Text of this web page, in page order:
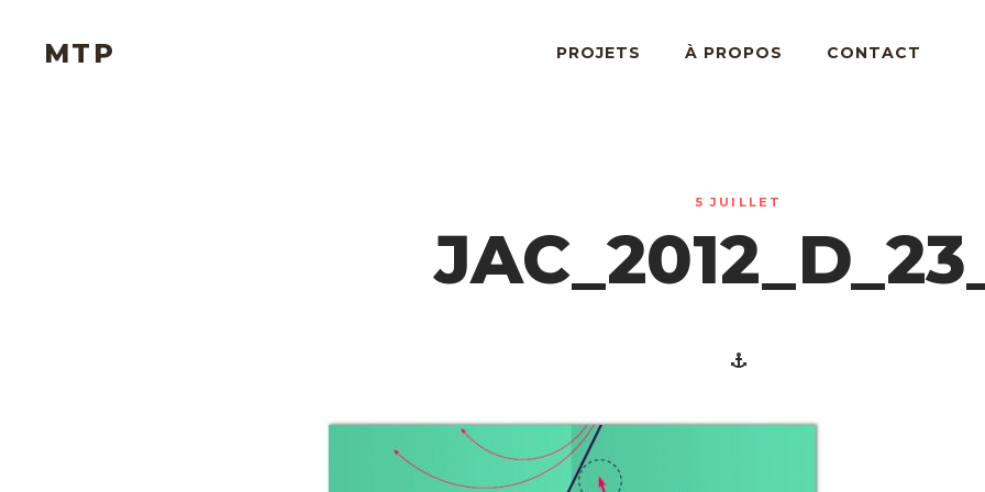
MTP PROJETS À PROPOS CONTACT
5 JUILLET